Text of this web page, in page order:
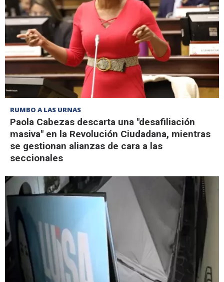
RUMBO A LAS URNAS
Paola Cabezas descarta una "desafiliación
masiva" en la Revolución Ciudadana, mientras
se gestionan alianzas de cara a las
seccionales